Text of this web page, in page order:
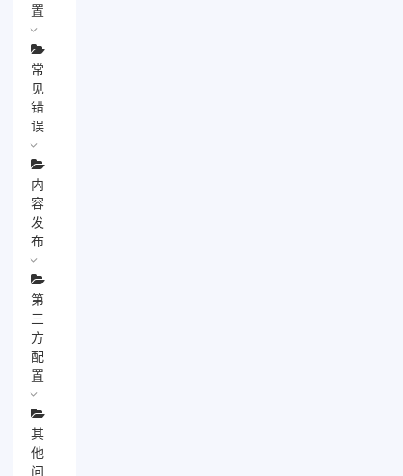
置
常
见
错
误
内
容
发
布
第
三
方
配
置
其
他
问